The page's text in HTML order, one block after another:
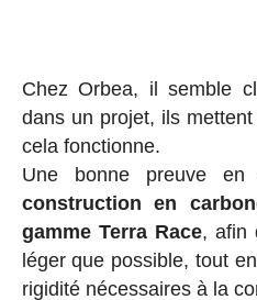
Chez Orbea, il semble
dans un projet, ils
cela fonctionne.
Une bonne preuve
construction en
gamme Terra Race, afin
léger que possible, tout
rigidité nécessaires à la